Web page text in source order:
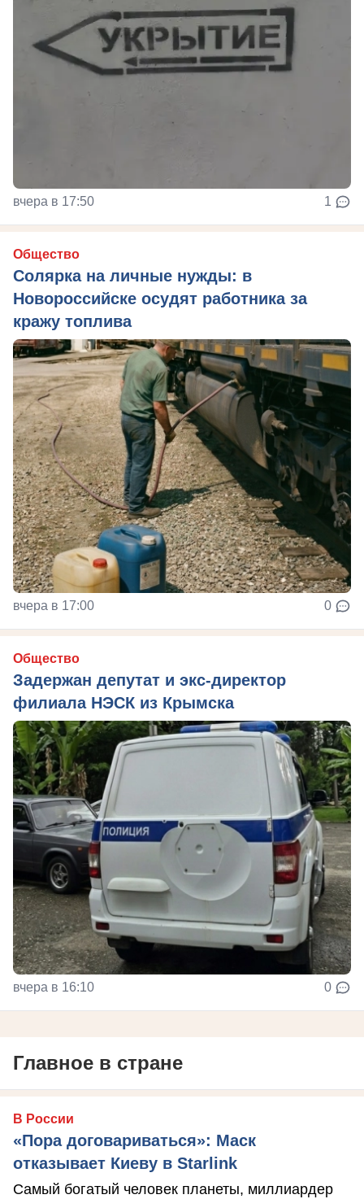
вчера в 17:50 1
Общество
Солярка на личные нужды: в
Новороссийске осудят работника за
кражу топлива
вчера в 17:00 0
Общество
Задержан депутат и экс-директор
филиала НЭСК из Крымска
вчера в 16:10 0
Главное в стране
В России
«Пора договариваться»: Маск
отказывает Киеву в Starlink
Самый богатый человек планеты, миллиардер